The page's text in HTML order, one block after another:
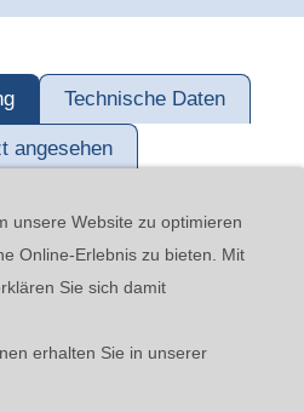
Technische Daten
angesehen
Cookies
Widerrufsrecht
unsere Website zu optimieren
Online-Erlebnis zu bieten. Mit
Sie sich damit
erhalten Sie in unserer